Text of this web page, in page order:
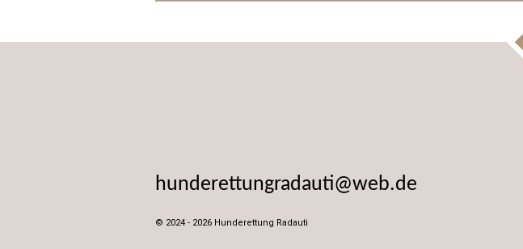
hunderettungradauti@web.de
© 2024 - 2026 Hunderettung Radauti